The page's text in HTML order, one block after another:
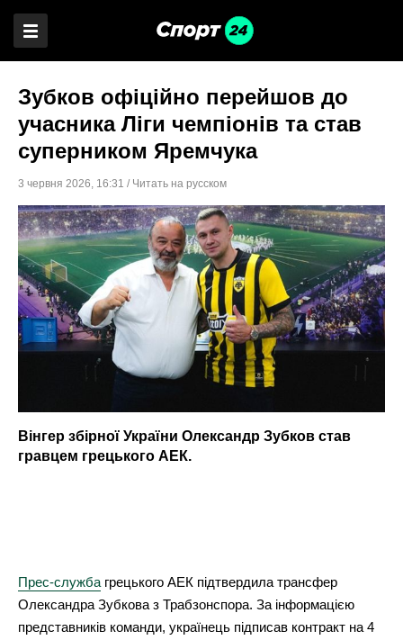
Зубков офіційно перейшов до
учасника Ліги чемпіонів та став
суперником Яремчука
3 червня 2026, 16:31 / Читать на русском
Вінгер збірної України Олександр Зубков став
гравцем грецького АЕК.
Прес-служба грецького АЕК підтвердила трансфер
Олександра Зубкова з Трабзонспора. За інформацією
представників команди, українець підписав контракт на 4